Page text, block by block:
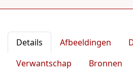
Details Afbeeldingen
Verwantschap
Bronnen